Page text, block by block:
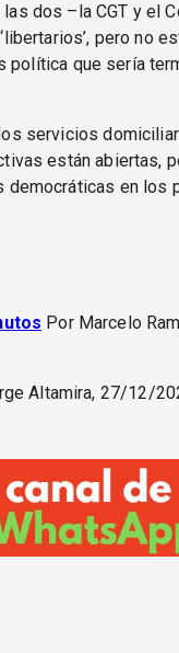
dos –la CGT y el
pero no
política que sería
servicios
están abiertas,
democráticas en los
Por Marcelo
Altamira, 27/12/